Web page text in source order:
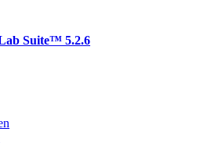
Suite™ 5.2.6